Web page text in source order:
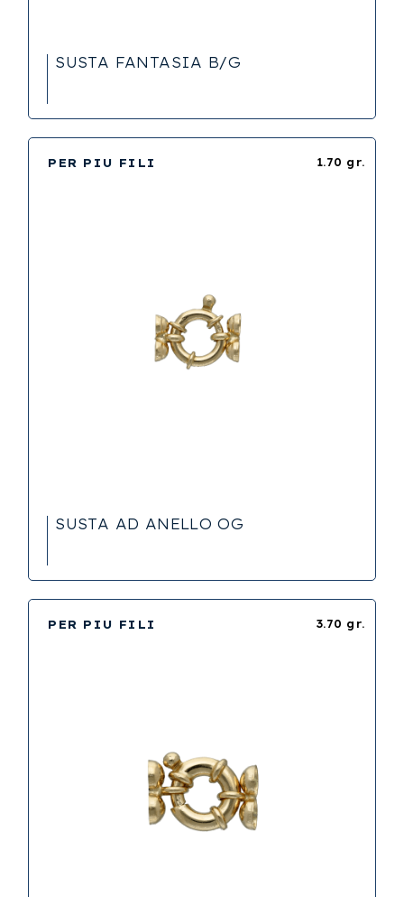
SUSTA FANTASIA B/G
1.70 gr.
PER PIU FILI
SUSTA AD ANELLO OG
3.70 gr.
PER PIU FILI